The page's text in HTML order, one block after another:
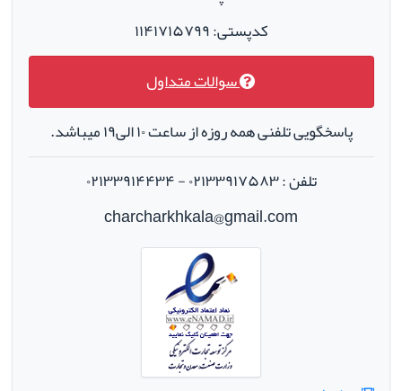
کدپستی: ۱۱۴۱۷۱۵۷۹۹
سوالات متداول
پاسخگویی تلفنی همه روزه از ساعت ۱۰ الی۱۹ میباشد.
تلفن : ۰۲۱۳۳۹۱۷۵۸۳ - ۰۲۱۳۳۹۱۴۴۳۴
charcharkhkala@gmail.com